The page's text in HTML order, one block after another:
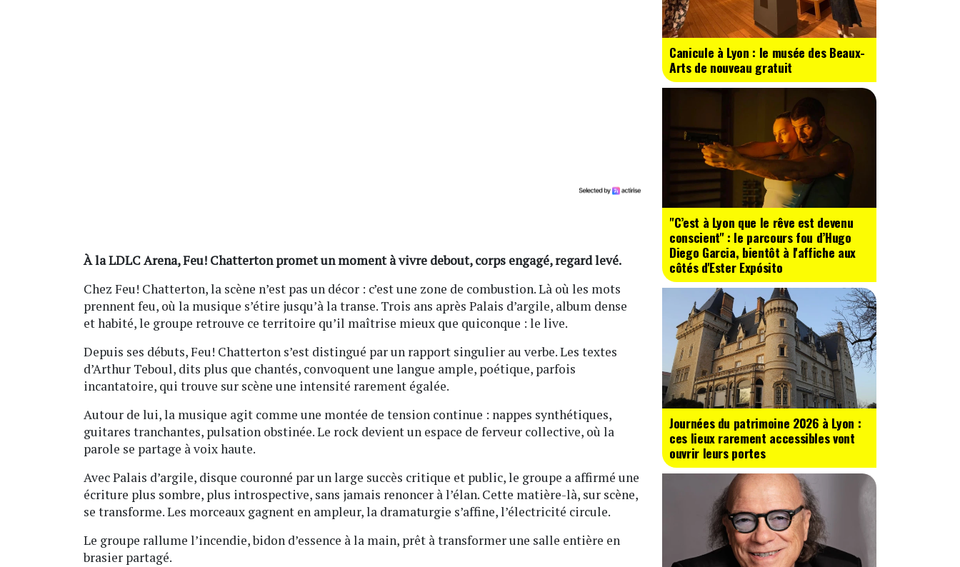
À la LDLC Arena, Feu! Chatterton promet un moment à vivre debout, corps engagé, regard levé.
Chez Feu! Chatterton, la scène n’est pas un décor : c’est une zone de combustion. Là où les mots
prennent feu, où la musique s’étire jusqu’à la transe. Trois ans après Palais d’argile, album dense
et habité, le groupe retrouve ce territoire qu’il maîtrise mieux que quiconque : le live.
Depuis ses débuts, Feu! Chatterton s’est distingué par un rapport singulier au verbe. Les textes
d’Arthur Teboul, dits plus que chantés, convoquent une langue ample, poétique, parfois
incantatoire, qui trouve sur scène une intensité rarement égalée.
Autour de lui, la musique agit comme une montée de tension continue : nappes synthétiques,
guitares tranchantes, pulsation obstinée. Le rock devient un espace de ferveur collective, où la
parole se partage à voix haute.
Avec Palais d’argile, disque couronné par un large succès critique et public, le groupe a affirmé une
écriture plus sombre, plus introspective, sans jamais renoncer à l’élan. Cette matière-là, sur scène,
se transforme. Les morceaux gagnent en ampleur, la dramaturgie s’affine, l’électricité circule.
Le groupe rallume l’incendie, bidon d’essence à la main, prêt à transformer une salle entière en
brasier partagé.
Canicule à Lyon : le musée des Beaux-
Arts de nouveau gratuit
"C’est à Lyon que le rêve est devenu
conscient" : le parcours fou d’Hugo
Diego Garcia, bientôt à l'affiche aux
côtés d'Ester Expósito
Journées du patrimoine 2026 à Lyon :
ces lieux rarement accessibles vont
ouvrir leurs portes